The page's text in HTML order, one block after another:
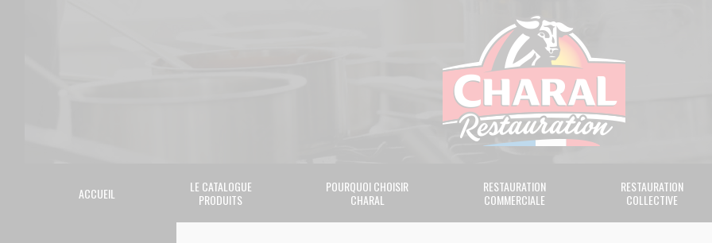
ACCUEIL
LE CATALOGUE
PRODUITS
POURQUOI CHOISIR
CHARAL
RESTAURATION
COMMERCIALE
RESTAURATION
COLLECTIVE